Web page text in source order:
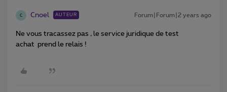
C Cnoel AUTEUR Forum|Forum|2 years ago
Ne vous tracassez pas , le service juridique de test
achat prend le relais !